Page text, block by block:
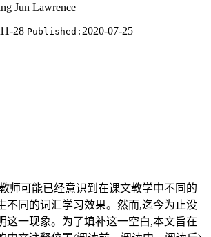
Jun Lawrence
28 Published: 2020-07-25
师可能已经意识到在课文教学中不同的
不同的词汇学习效果。然而,迄今为止没
这一现象。为了填补这一空白,本文旨在